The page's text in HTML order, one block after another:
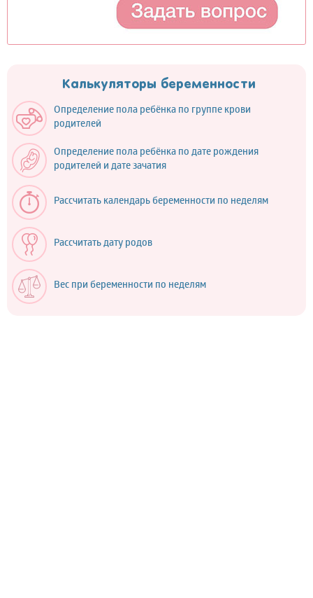
Калькуляторы беременности
Определение пола ребёнка по группе крови
родителей
Определение пола ребёнка по дате рождения
родителей и дате зачатия
Рассчитать календарь беременности по неделям
Рассчитать дату родов
Вес при беременности по неделям